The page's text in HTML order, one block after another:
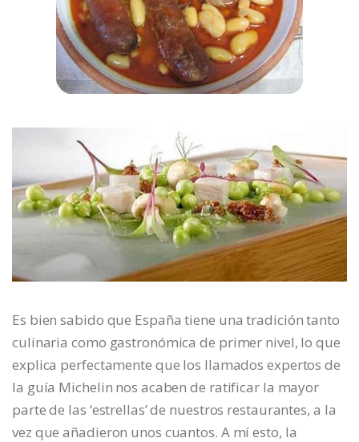
Es bien sabido que España tiene una tradición tanto
culinaria como gastronómica de primer nivel, lo que
explica perfectamente que los llamados expertos de
la guía Michelin nos acaben de ratificar la mayor
parte de las ‘estrellas’ de nuestros restaurantes, a la
vez que añadieron unos cuantos. A mí esto, la